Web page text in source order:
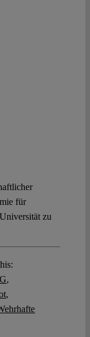
für
zu
,
,